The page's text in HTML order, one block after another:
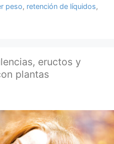
peso, retención de líquidos,
eructos y
plantas